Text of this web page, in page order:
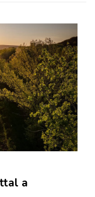
a